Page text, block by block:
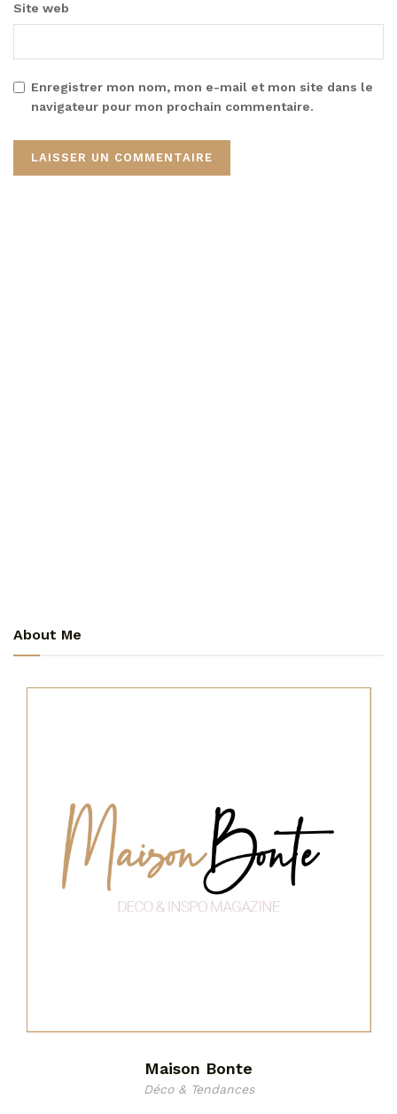
Site web
Enregistrer mon nom, mon e-mail et mon site dans le
navigateur pour mon prochain commentaire.
About Me
Maison Bonte
Déco & Tendances